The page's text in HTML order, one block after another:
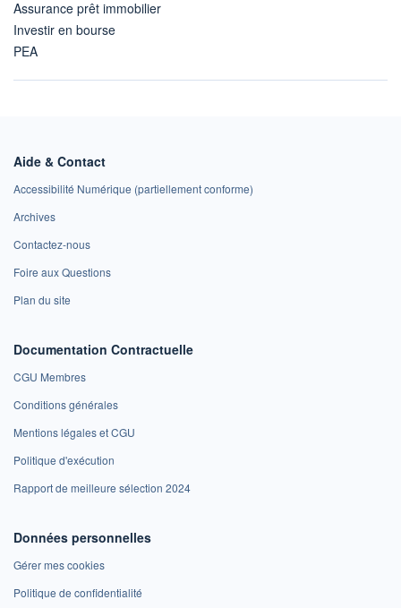
Assurance prêt immobilier
Investir en bourse
PEA
Aide & Contact
Accessibilité Numérique (partiellement conforme)
Archives
Contactez-nous
Foire aux Questions
Plan du site
Documentation Contractuelle
CGU Membres
Conditions générales
Mentions légales et CGU
Politique d'exécution
Rapport de meilleure sélection 2024
Données personnelles
Gérer mes cookies
Politique de confidentialité